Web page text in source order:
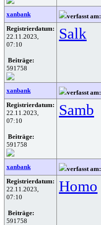
xanbank verfasst am:
Registrierdatum:
22.11.2023,
07:10
Beiträge:
591758
Salk
xanbank verfasst am:
Registrierdatum:
22.11.2023,
07:10
Beiträge:
591758
Samb
xanbank verfasst am:
Registrierdatum:
22.11.2023,
07:10
Beiträge:
591758
Homo